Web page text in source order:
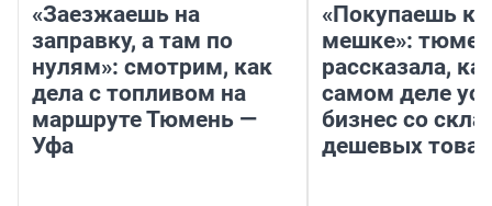
«Заезжаешь на
заправку, а там по
нулям»: смотрим, как
дела с топливом на
маршруте Тюмень —
Уфа
«Покупаешь
мешке»:
рассказала,
самом деле
бизнес со
дешевых